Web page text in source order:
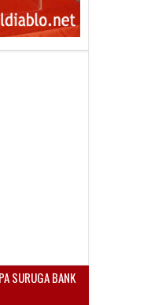
SURUGA BANK